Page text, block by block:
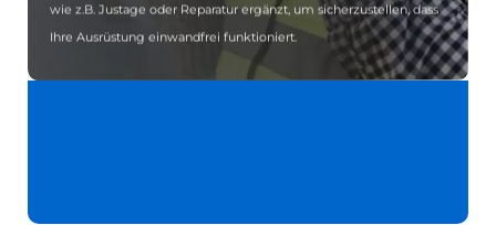
wie z.B. Justage oder Reparatur ergänzt, um sicherzustellen, dass
Ihre Ausrüstung einwandfrei funktioniert.